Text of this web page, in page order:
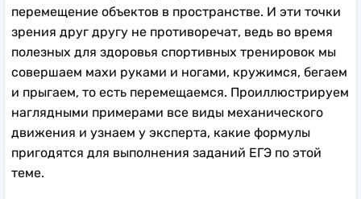
перемещение объектов в пространстве. И эти точки
зрения друг другу не противоречат, ведь во время
полезных для здоровья спортивных тренировок мы
совершаем махи руками и ногами, кружимся, бегаем
и прыгаем, то есть перемещаемся. Проиллюстрируем
наглядными примерами все виды механического
движения и узнаем у эксперта, какие формулы
пригодятся для выполнения заданий ЕГЭ по этой
теме.